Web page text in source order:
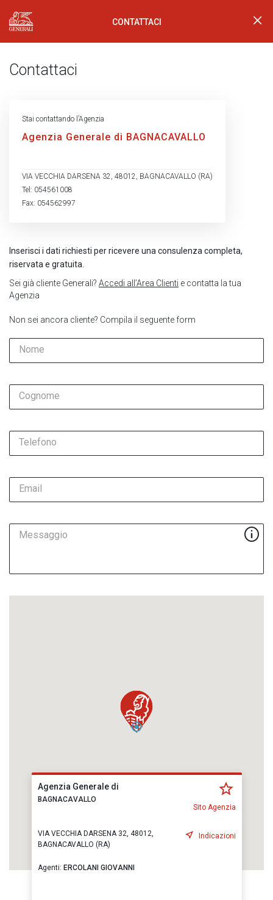
Generali Logo CONTATTACI
Contattaci
Inserisci i dati richiesti per ricevere una consulenza completa,
riservata e gratuita.
Sei già cliente Generali? Accedi all’Area Clienti e contatta la tua
Agenzia
Non sei ancora cliente? Compila il seguente form
Nome
Cognome
Telefono
Email
Messaggio
Stai contattando l’Agenzia
Agenzia Generale di BAGNACAVALLO
VIA VECCHIA DARSENA 32, 48012, BAGNACAVALLO (RA)
Tel: 054561008
Fax: 054562997
Agenzia Generale di
BAGNACAVALLO
Sito Agenzia
VIA VECCHIA DARSENA 32, 48012,
BAGNACAVALLO (RA)
Indicazioni
Agenti: ERCOLANI GIOVANNI